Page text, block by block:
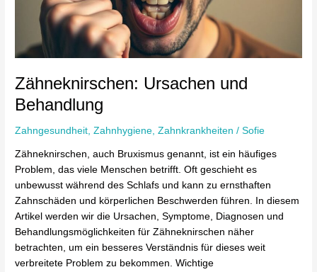
Zähneknirschen: Ursachen und
Behandlung
Zahngesundheit ,Zahnhygiene ,Zahnkrankheiten /Sofie
Zähneknirschen, auch Bruxismus genannt, ist ein häufiges
Problem, das viele Menschen betrifft. Oft geschieht es
unbewusst während des Schlafs und kann zu ernsthaften
Zahnschäden und körperlichen Beschwerden führen. In diesem
Artikel werden wir die Ursachen, Symptome, Diagnosen und
Behandlungsmöglichkeiten für Zähneknirschen näher
betrachten, um ein besseres Verständnis für dieses weit
verbreitete Problem zu bekommen. Wichtige